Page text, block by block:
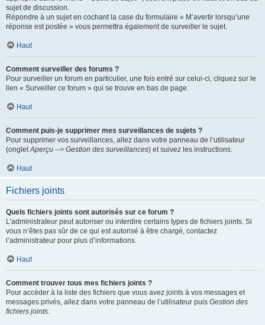
sujet de discussion.
Répondre à un sujet en cochant la case du formulaire « M’avertir lorsqu’une
réponse est postée » vous permettra également de surveiller le sujet.
Haut
Comment surveiller des forums ?
Pour surveiller un forum en particulier, une fois entré sur celui-ci, cliquez sur le
lien « Surveiller ce forum » qui se trouve en bas de page.
Haut
Comment puis-je supprimer mes surveillances de sujets ?
Pour supprimer vos surveillances, allez dans votre panneau de l’utilisateur
(ongletAperçu --> Gestion des surveillances) et suivez les instructions.
Haut
Fichiers joints
Quels fichiers joints sont autorisés sur ce forum ?
L’administrateur peut autoriser ou interdire certains types de fichiers joints. Si
vous n’êtes pas sûr de ce qui est autorisé à être chargé, contactez
l’administrateur pour plus d’informations.
Haut
Comment trouver tous mes fichiers joints ?
Pour accéder à la liste des fichiers que vous avez joints à vos messages et
messages privés, allez dans votre panneau de l’utilisateur puis Gestion des
fichiers joints.